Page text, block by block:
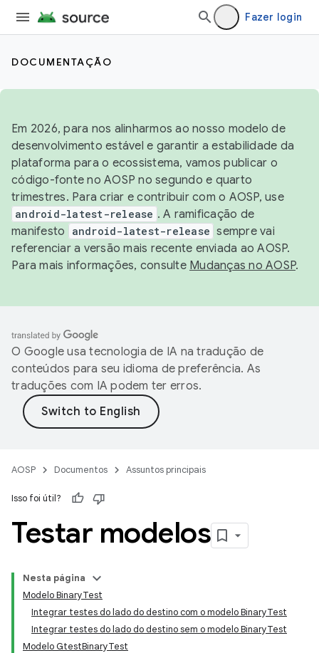
Fazer login
DOCUMENTAÇÃO
Em 2026, para nos alinharmos ao nosso modelo de
desenvolvimento estável e garantir a estabilidade da
plataforma para o ecossistema, vamos publicar o
código-fonte no AOSP no segundo e quarto
trimestres. Para criar e contribuir com o AOSP, use
android-latest-release . A ramificação de
manifesto
android-latest-release sempre vai
referenciar a versão mais recente enviada ao AOSP.
Para mais informações, consulte Mudanças no AOSP.
O Google usa tecnologia de IA na tradução de
conteúdos para seu idioma de preferência. As
traduções com IA podem ter erros.
AOSP Documentos Assuntos principais
Isso foi útil?
Testar modelos
Nesta página
Modelo BinaryTest
Integrar testes do lado do destino com o modelo BinaryTest
Integrar testes do lado do destino sem o modelo BinaryTest
Modelo GtestBinaryTest